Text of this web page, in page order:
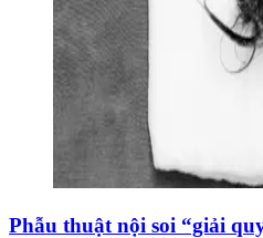
Phẫu thuật nội soi “giải